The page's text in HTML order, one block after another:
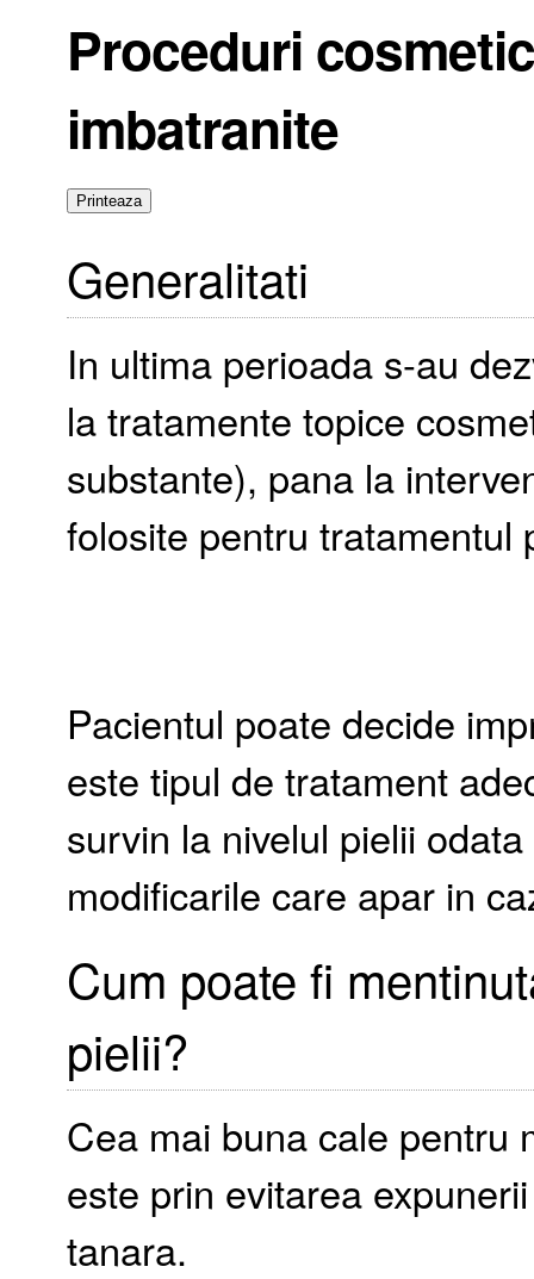
Proceduri
imbatranite
Generalitati
In ultima perioada s-au
la tratamente topice
substante), pana la
folosite pentru tratamentul
Pacientul poate decide
este tipul de tratament
survin la nivelul pielii
modificarile care apar in
Cum poate fi
pielii?
Cea mai buna cale pentru
este prin evitarea
tanara.